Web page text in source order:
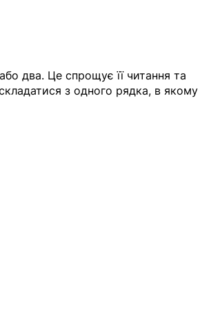
два. Це спрощує її читання та
з одного рядка, в